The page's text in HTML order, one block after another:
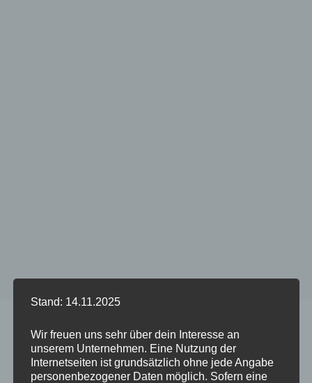
iPhone XR
Stand: 14.11.2025
Wir freuen uns sehr über dein Interesse an
unserem Unternehmen. Eine Nutzung der
Internetseiten ist grundsätzlich ohne jede Angabe
personenbezogener Daten möglich. Sofern eine